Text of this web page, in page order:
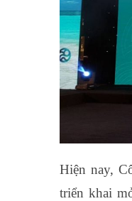
Hiện nay,
triển khai